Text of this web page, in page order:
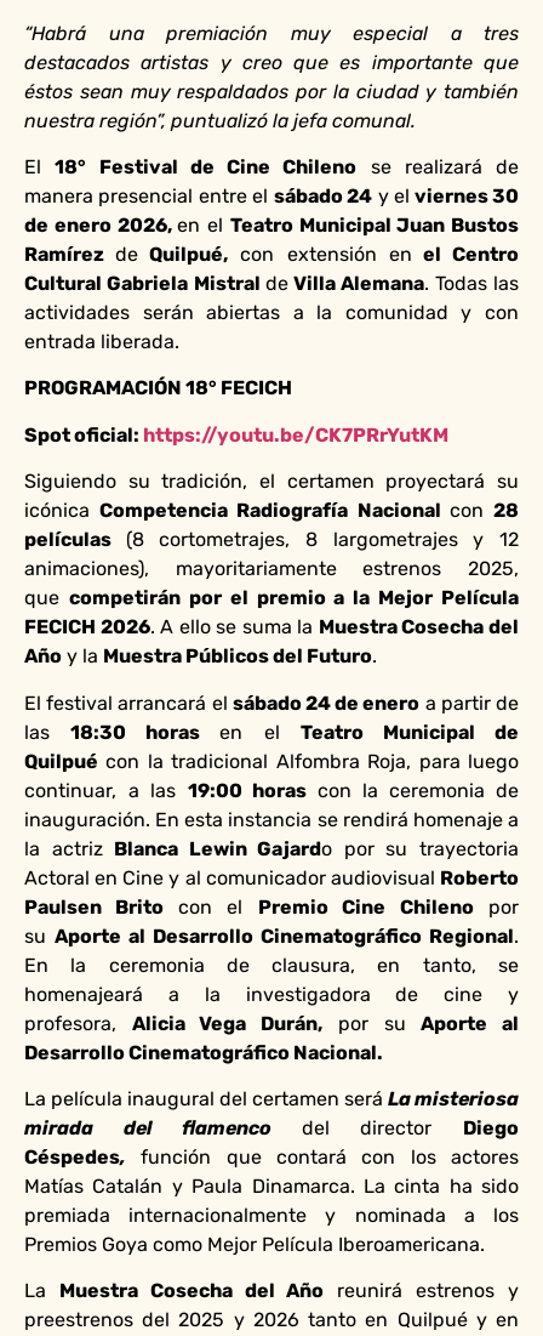
“Habrá una premiación muy especial a tres
destacados artistas y creo que es importante que
éstos sean muy respaldados por la ciudad y también
nuestra región”, puntualizó la jefa comunal.
El18° Festival de Cine Chileno se realizará de
manera presencial entre el sábado 24 y el viernes 30
de enero 2026,en el Teatro Municipal Juan Bustos
Ramírezde Quilpué, con extensión en el Centro
Cultural Gabriela Mistral deVilla Alemana. Todas las
actividades serán abiertas a la comunidad y con
entrada liberada.
PROGRAMACIÓN 18° FECICH
Spot oficial: https://youtu.be/CK7PRrYutKM
Siguiendo su tradición, el certamen proyectará su
icónicaCompetencia Radiografía Nacional con28
películas (8 cortometrajes, 8 largometrajes y 12
animaciones), mayoritariamente estrenos 2025,
que competirán por el premio a la Mejor Película
FECICH 2026. A ello se suma la Muestra Cosecha del
Año y la Muestra Públicos del Futuro.
El festival arrancará el sábado 24 de enero a partir de
las18:30 horasen el Teatro Municipal de
Quilpué con la tradicional Alfombra Roja, para luego
continuar, a las 19:00 horas con la ceremonia de
inauguración. En esta instancia se rendirá homenaje a
la actriz Blanca Lewin Gajardo por su trayectoria
Actoral en Cine y al comunicador audiovisual Roberto
Paulsen Brito con el Premio Cine Chilenopor
su Aporte al Desarrollo Cinematográfico Regional.
En la ceremonia de clausura, en tanto, se
homenajeará a la investigadora de cine y
profesora, Alicia Vega Durán, por suAporte al
Desarrollo Cinematográfico Nacional.
La película inaugural del certamen será La misteriosa
mirada del flamenco del director Diego
Céspedes, función que contará con los actores
Matías Catalán y Paula Dinamarca. La cinta ha sido
premiada internacionalmente y nominada a los
Premios Goya como Mejor Película Iberoamericana.
La Muestra Cosecha del Año reunirá estrenos y
preestrenos del 2025 y 2026 tanto en Quilpué y en